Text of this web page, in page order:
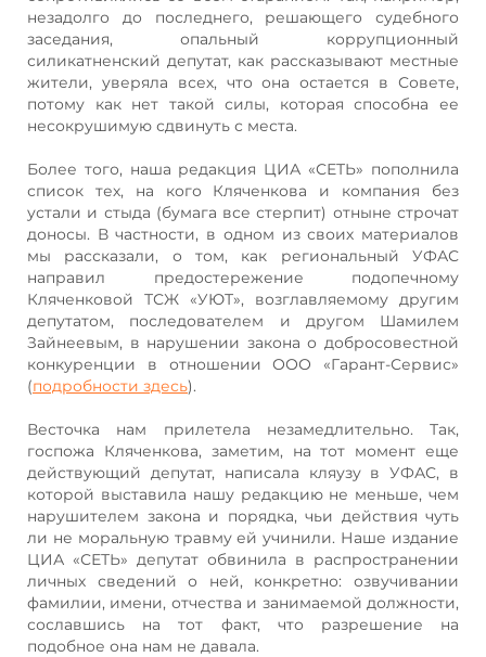
незадолго до последнего, решающего судебного
заседания, опальный коррупционный
силикатненский депутат, как рассказывают местные
жители, уверяла всех, что она остается в Совете,
потому как нет такой силы, которая способна ее
несокрушимую сдвинуть с места.
Более того, наша редакция ЦИА «СЕТЬ» пополнила
список тех, на кого Кляченкова и компания без
устали и стыда (бумага все стерпит) отныне строчат
доносы. В частности, в одном из своих материалов
мы рассказали, о том, как региональный УФАС
направил предостережение подопечному
Кляченковой ТСЖ «УЮТ», возглавляемому другим
депутатом, последователем и другом Шамилем
Зайнеевым, в нарушении закона о добросовестной
конкуренции в отношении ООО «Гарант-Сервис»
(подробности здесь).
Весточка нам прилетела незамедлительно. Так,
госпожа Кляченкова, заметим, на тот момент еще
действующий депутат, написала кляузу в УФАС, в
которой выставила нашу редакцию не меньше, чем
нарушителем закона и порядка, чьи действия чуть
ли не моральную травму ей учинили. Наше издание
ЦИА «СЕТЬ» депутат обвинила в распространении
личных сведений о ней, конкретно: озвучивании
фамилии, имени, отчества и занимаемой должности,
сославшись на тот факт, что разрешение на
подобное она нам не давала.